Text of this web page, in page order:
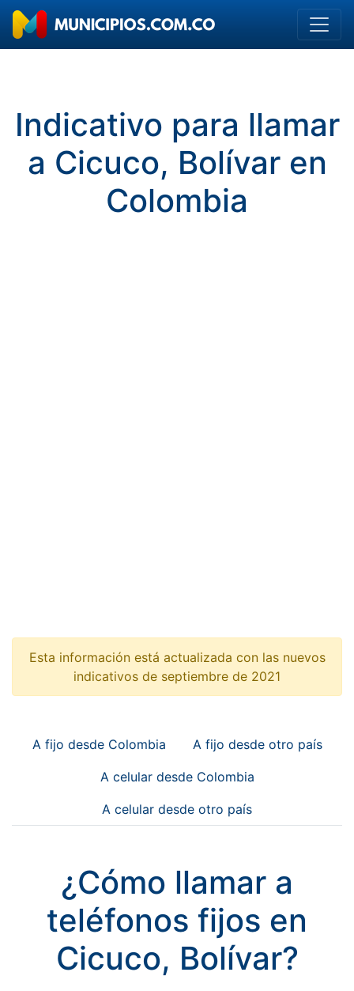
Indicativo para llamar
a Cicuco, Bolívar en
Colombia
Esta información está actualizada con las nuevos
indicativos de septiembre de 2021
A fijo desde Colombia A fijo desde otro país
A celular desde Colombia
A celular desde otro país
¿Cómo llamar a
teléfonos fijos en
Cicuco, Bolívar?